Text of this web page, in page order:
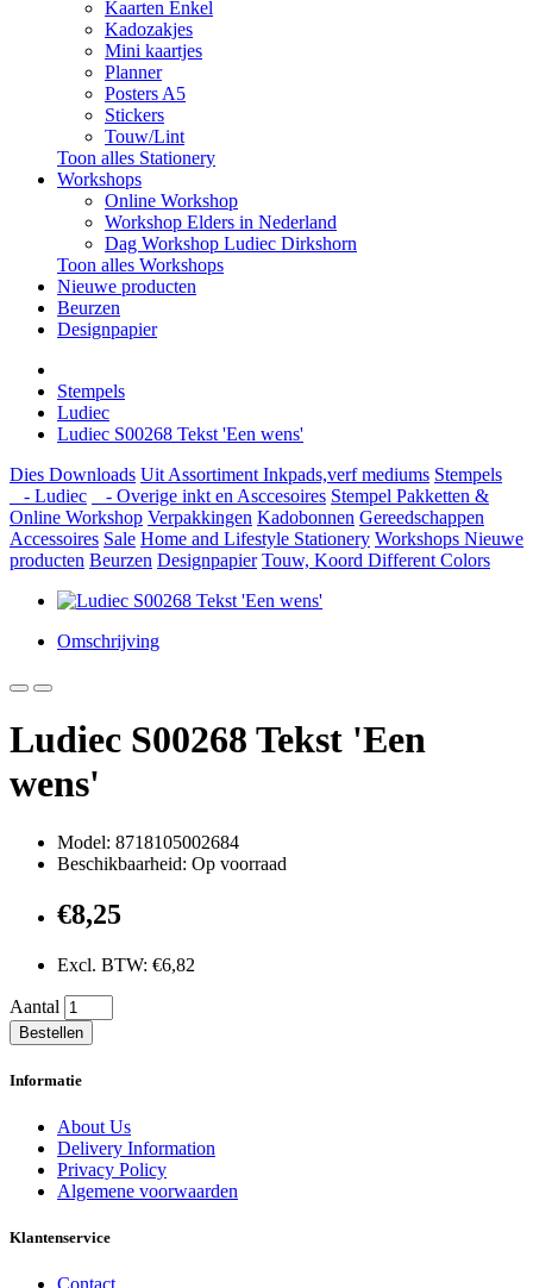
Kaarten Enkel
Kadozakjes
Mini kaartjes
Planner
Posters A5
Stickers
Touw/Lint
Toon alles Stationery
Workshops
Online Workshop
Workshop Elders in Nederland
Dag Workshop Ludiec Dirkshorn
Toon alles Workshops
Nieuwe producten
Beurzen
Designpapier
Stempels
Ludiec
Ludiec S00268 Tekst 'Een wens'
Dies Downloads Uit Assortiment Inkpads,verf mediums Stempels
- Ludiec
- Overige inkt en Asccesoires Stempel Pakketten &
Online Workshop Verpakkingen Kadobonnen Gereedschappen
Accessoires Sale Home and Lifestyle Stationery Workshops Nieuwe
producten Beurzen Designpapier Touw, Koord Different Colors
Omschrijving
Ludiec S00268 Tekst 'Een
wens'
Model: 8718105002684
Beschikbaarheid: Op voorraad
€8,25
Excl. BTW: €6,82
Aantal
Bestellen
Informatie
About Us
Delivery Information
Privacy Policy
Algemene voorwaarden
Klantenservice